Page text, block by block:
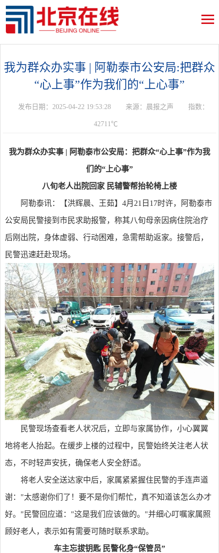
我为群众办实事 | 阿勒泰市公安局:把群众
“心上事”作为我们的“上心事”
发布日期：2025-04-22 19:53:28 来源：晨报之声 指数：
42711℃
我为群众办实事 | 阿勒泰市公安局：把群众“心上事”作为我
们的“上心事”
八旬老人出院回家 民辅警帮抬轮椅上楼
阿勒泰讯：【洪辉晨、王茹】4月21日17时许，阿勒泰市
公安局民警接到市民求助报警，称其八旬母亲因病住院治疗
后刚出院，身体虚弱、行动困难，急需帮助返家。接警后，
民警迅速赶赴现场。
民警现场查看老人状况后，立即与家属协作，小心翼翼
地将老人抬起。在缓步上楼的过程中，民警始终关注老人状
态，不时轻声安抚，确保老人安全舒适。
将老人安全送达家中后，家属紧紧握住民警的手连声道
谢："太感谢你们了！要不是你们帮忙，真不知道该怎么办才
好。"民警回应道："这是我们应该做的。"并细心叮嘱家属照
顾好老人，表示如有需要可随时联系求助。
车主忘拔钥匙 民警化身“保管员”